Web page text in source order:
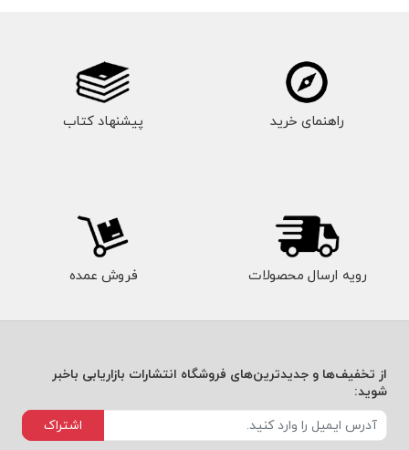
راهنمای خرید پیشنهاد کتاب
رویه ارسال محصولات فروش عمده
از تخفیف‌ها و جدیدترین‌های فروشگاه انتشارات بازاریابی باخبر
شوید:
اشتراک